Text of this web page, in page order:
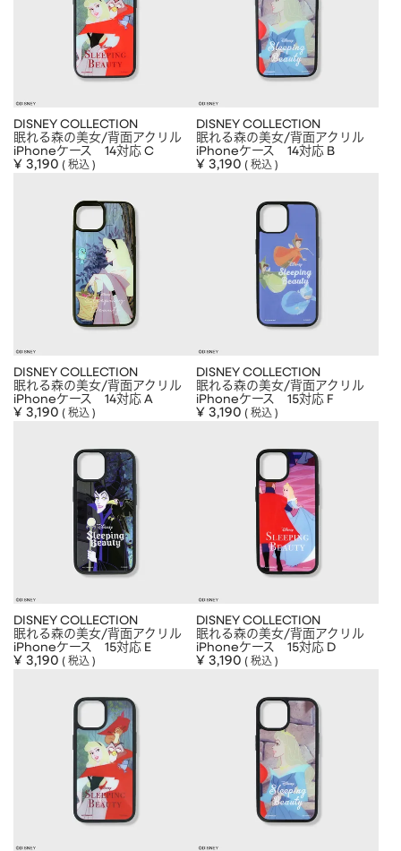
DISNEY COLLECTION
眠れる森の美女/背面アクリル
iPhoneケース 14対応 C
¥ 3,190 税込
DISNEY COLLECTION
眠れる森の美女/背面アクリル
iPhoneケース 14対応 B
¥ 3,190 税込
DISNEY COLLECTION
眠れる森の美女/背面アクリル
iPhoneケース 14対応 A
¥ 3,190 税込
DISNEY COLLECTION
眠れる森の美女/背面アクリル
iPhoneケース 15対応 F
¥ 3,190 税込
DISNEY COLLECTION
眠れる森の美女/背面アクリル
iPhoneケース 15対応 E
¥ 3,190 税込
DISNEY COLLECTION
眠れる森の美女/背面アクリル
iPhoneケース 15対応 D
¥ 3,190 税込